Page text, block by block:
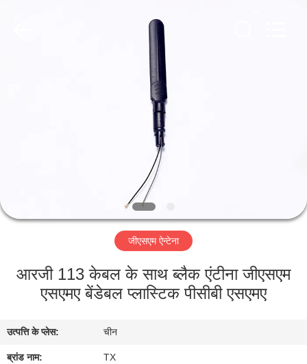
में
भ्रमण
नियंत्रण
जीएसएम ऐन्टेना
आरजी 113 केबल के साथ ब्लैक एंटीना जीएसएम
एसएमए बेंडेबल प्लास्टिक पीसीबी एसएमए
उत्पत्ति के प्लेस: चीन
ब्रांड नाम: TX